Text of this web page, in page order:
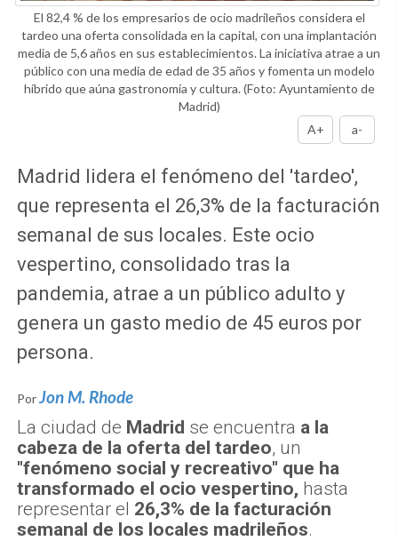
El 82,4 % de los empresarios de ocio madrileños considera el
tardeo una oferta consolidada en la capital, con una implantación
media de 5,6 años en sus establecimientos. La iniciativa atrae a un
público con una media de edad de 35 años y fomenta un modelo
híbrido que aúna gastronomía y cultura.(Foto: Ayuntamiento de
Madrid)
A+
a-
Madrid lidera el fenómeno del 'tardeo',
que representa el 26,3% de la facturación
semanal de sus locales. Este ocio
vespertino, consolidado tras la
pandemia, atrae a un público adulto y
genera un gasto medio de 45 euros por
persona.
PorJon M. Rhode
La ciudad de Madrid se encuentra a la
cabeza de la oferta del tardeo, un
"fenómeno social y recreativo" que ha
transformado el ocio vespertino, hasta
representar el 26,3% de la facturación
semanal de los locales madrileños.